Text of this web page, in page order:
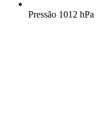
Pressão 1012 hPa